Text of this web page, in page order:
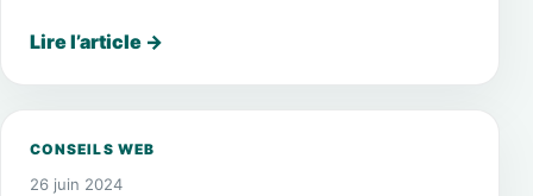
Lire l’article →
CONSEILS WEB
26 juin 2024